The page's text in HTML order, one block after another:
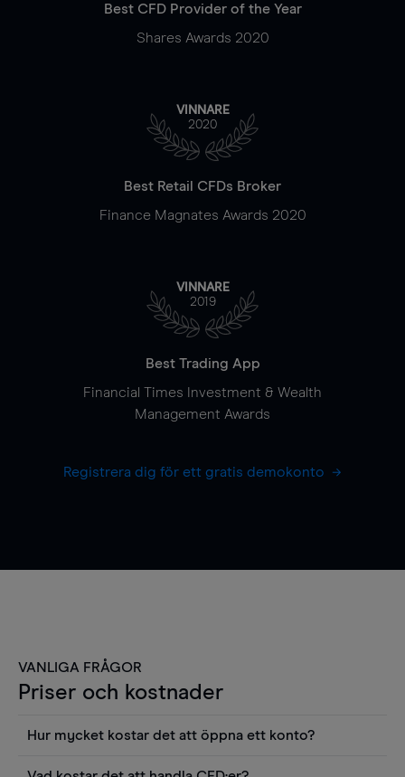
Best CFD Provider of the Year
Shares Awards 2020
VINNARE
2020
Best Retail CFDs Broker
Finance Magnates Awards 2020
VINNARE
2019
Best Trading App
Financial Times Investment & Wealth
Management Awards
Registrera dig för ett gratis demokonto
VANLIGA FRÅGOR
Priser och kostnader
Hur mycket kostar det att öppna ett konto?